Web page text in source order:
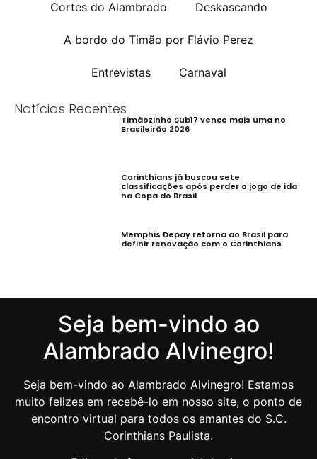
Cortes do Alambrado Deskascando
A bordo do Timão por Flávio Perez
Entrevistas Carnaval
Notícias Recentes
Timãozinho Sub17 vence mais uma no
Brasileirão 2026
Corinthians já buscou sete
classificações após perder o jogo de ida
na Copa do Brasil
Memphis Depay retorna ao Brasil para
definir renovação com o Corinthians
Seja bem-vindo ao
Alambrado Alvinegro!
Seja bem-vindo ao Alambrado Alvinegro! Estamos
muito felizes em recebê-lo em nosso site, o ponto de
encontro virtual para todos os amantes do S.C.
Corinthians Paulista.